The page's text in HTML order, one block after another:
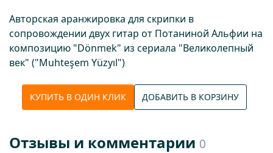
Авторская аранжировка для скрипки в
сопровождении двух гитар от Потаниной Альфии на
композицию "Dönmek" из сериала "Великолепный
век" ("Muhteşem Yüzyıl")
КУПИТЬ В ОДИН КЛИК ДОБАВИТЬ В КОРЗИНУ
Отзывы и комментарии 0